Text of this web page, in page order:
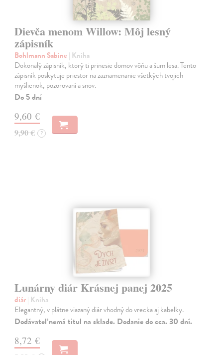
Dievča menom Willow: Môj lesný
zápisník
Bohlmann Sabine | Kniha
Dokonalý zápisník, ktorý ti prinesie domov vôňu a šum lesa. Tento
zápisník poskytuje priestor na zaznamenanie všetkých tvojich
myšlienok, pozorovaní a snov.
Do 5 dní
9,60 €
9,90 € ?
Lunárny diár Krásnej panej 2025
diár| Kniha
Elegantný, v plátne viazaný diár vhodný do vrecka aj kabelky.
Dodávateľ nemá titul na sklade. Dodanie do cca. 30 dní.
8,72 €